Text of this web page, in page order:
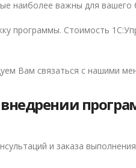
наиболее важны для вашего
программы. Стоимость
Вам связаться с нашими
внедрении
и заказа